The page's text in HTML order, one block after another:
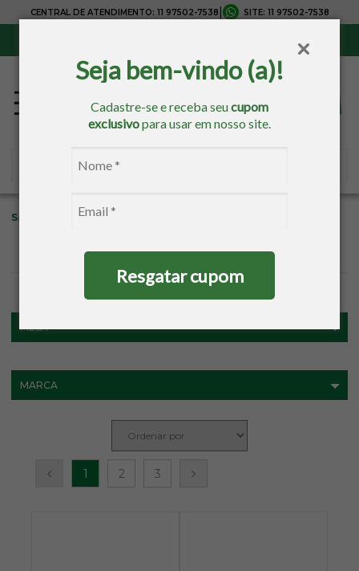
Seja bem-vindo (a)!
Cadastre-se e receba seucupom
exclusivopara usar em nosso site.
Resgatar cupom
CENTRAL DE ATENDIMENTO: 11 97502-7538 SITE: 11 97502-7538
Sacaria Mesa Natal
FILTROS
MARCA
MESA
1 2 3